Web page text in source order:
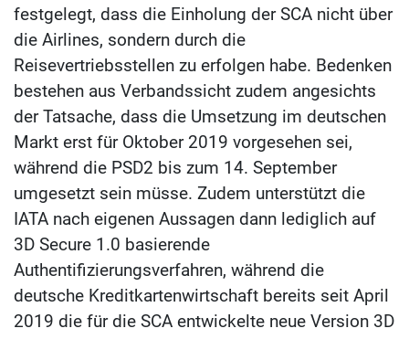
festgelegt, dass die Einholung der SCA nicht über
die Airlines, sondern durch die
Reisevertriebsstellen zu erfolgen habe. Bedenken
bestehen aus Verbandssicht zudem angesichts
der Tatsache, dass die Umsetzung im deutschen
Markt erst für Oktober 2019 vorgesehen sei,
während die PSD2 bis zum 14. September
umgesetzt sein müsse. Zudem unterstützt die
IATA nach eigenen Aussagen dann lediglich auf
3D Secure 1.0 basierende
Authentifizierungsverfahren, während die
deutsche Kreditkartenwirtschaft bereits seit April
2019 die für die SCA entwickelte neue Version 3D